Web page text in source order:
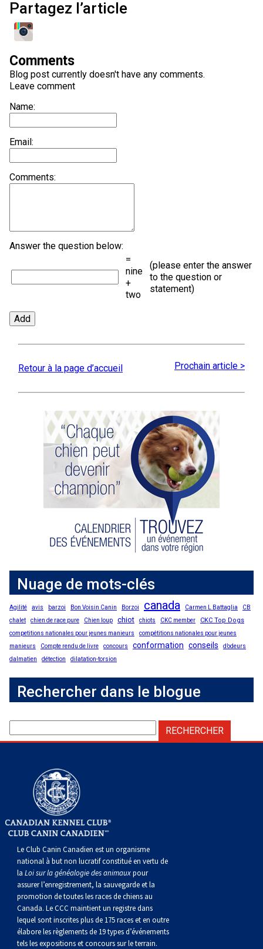
Partagez l’article
Comments
Blog post currently doesn't have any comments.
Leave comment
Name:
Email:
Comments:
Answer the question below:
=
nine
+
two
(please enter the answer
to the question or
statement)
Retour à la page d’accueil Prochain article >
Nuage de mots-clés
Agilité avis barzoi Bon Voisin Canin Borzoi canada Carmen L Battaglia
CB
chalet
chien de race pure Chien loup chiot chiots CKC member CKC Top Dogs
competitions nationales pour jeunes manieurs
compétitions nationales pour jeunes
manieurs
Compte rendu de livre concours conformation conseils
d’odeurs
dalmatien
détection dilatation-torsion
Rechercher dans le blogue
Le Club Canin Canadien est un organisme
national à but non lucratif constitué en vertu de
la Loi sur la généalogie des animauxpour
assurer l’enregistrement, la sauvegarde et la
promotion de toutes les races de chiens au
Canada. Le CCC maintient un registre dans
lequel sont inscrites plus de 175 races et en outre
élabore les règlements de 19 types d’événements
tels les expositions et concours sur le terrain.